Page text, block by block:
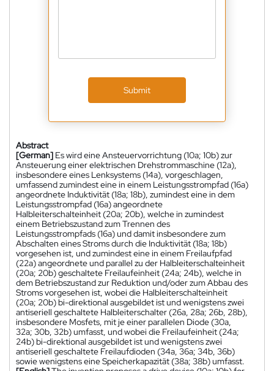
Submit
Abstract
[German] Es wird eine Ansteuervorrichtung (10a; 10b) zur
Ansteuerung einer elektrischen Drehstrommaschine (12a),
insbesondere eines Lenksystems (14a), vorgeschlagen,
umfassend zumindest eine in einem Leistungsstrompfad (16a)
angeordnete Induktivität (18a; 18b), zumindest eine in dem
Leistungsstrompfad (16a) angeordnete
Halbleiterschalteinheit (20a; 20b), welche in zumindest
einem Betriebszustand zum Trennen des
Leistungsstrompfads (16a) und damit insbesondere zum
Abschalten eines Stroms durch die Induktivität (18a; 18b)
vorgesehen ist, und zumindest eine in einem Freilaufpfad
(22a) angeordnete und parallel zu der Halbleiterschalteinheit
(20a; 20b) geschaltete Freilaufeinheit (24a; 24b), welche in
dem Betriebszustand zur Reduktion und/oder zum Abbau des
Stroms vorgesehen ist, wobei die Halbleiterschalteinheit
(20a; 20b) bi-direktional ausgebildet ist und wenigstens zwei
antiseriell geschaltete Halbleiterschalter (26a, 28a; 26b, 28b),
insbesondere Mosfets, mit je einer parallelen Diode (30a,
32a; 30b, 32b) umfasst, und wobei die Freilaufeinheit (24a;
24b) bi-direktional ausgebildet ist und wenigstens zwei
antiseriell geschaltete Freilaufdioden (34a, 36a; 34b, 36b)
sowie wenigstens eine Speicherkapazität (38a; 38b) umfasst.